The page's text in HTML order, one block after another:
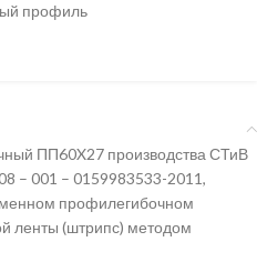
профиль
ПП60X27 производства СТиВ
– 001 – 0159983533-2011,
профилегибочном
ленты (штрипс) методом